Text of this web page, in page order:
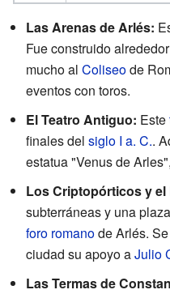
Las Arenas de Arlés:
Fue construido
mucho al Coliseode
eventos con toros.
El Teatro Antiguo: Este
finales del siglo I a. C..
estatua "Venus de
Los Criptopórticos y el
subterráneas y una
foro romanode Arlés.
ciudad su apoyo aJulio
Las Termas de